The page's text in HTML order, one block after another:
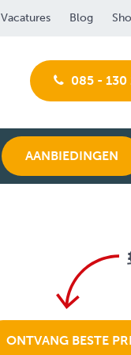
Vacatures Blog
085 - 130
AANBIEDINGEN
ONTVANG BESTE